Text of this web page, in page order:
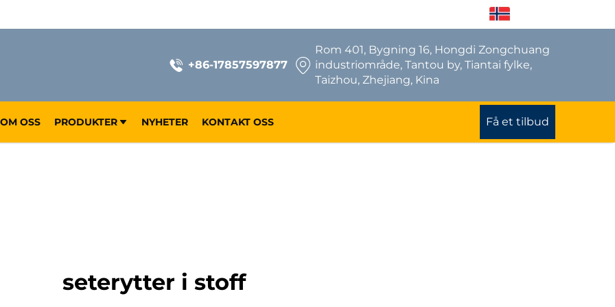
+86-17857597877
Rom 401, Bygning 16, Hongdi Zongchuang
industriområde, Tantou by, Tiantai fylke,
Taizhou, Zhejiang, Kina
OM OSS PRODUKTER NYHETER KONTAKT OSS Få et tilbud
seterytter i stoff